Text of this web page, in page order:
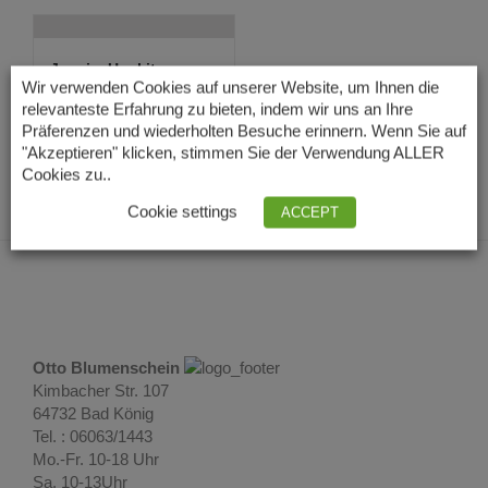
Jaspis, Unakit,
Tigergauge, Schnee...
15,00€ Lieferzeit: 3 – 5
Tage
Otto Blumenschein
Kimbacher Str. 107
64732 Bad König
Tel. : 06063/1443
Mo.-Fr. 10-18 Uhr
Sa. 10-13Uhr
Wir verwenden Cookies auf unserer Website, um Ihnen die
relevanteste Erfahrung zu bieten, indem wir uns an Ihre
Präferenzen und wiederholten Besuche erinnern. Wenn Sie auf
"Akzeptieren" klicken, stimmen Sie der Verwendung ALLER
Cookies zu..
Cookie settings ACCEPT